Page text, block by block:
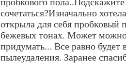
сочетаться?Изначально
открыла для себя пробковый
бежевых тонах. Может
придумать... Все равно будет
пылеудаления. Заранее